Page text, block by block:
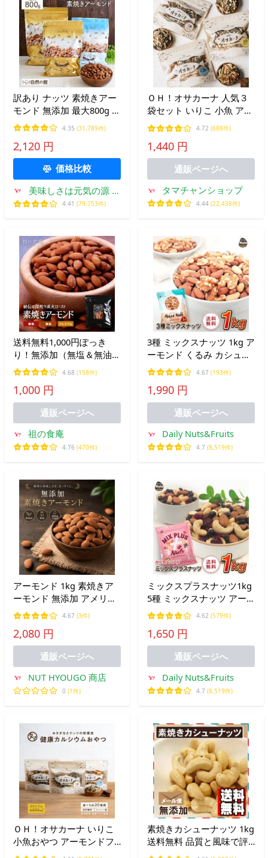
訳あり ナッツ 素焼きアー
モンド 無添加 最大800g 選
べる無塩・有塩 ロースト
ビール 爆買
4.35 (31,789件)
2,120 円
価格比較
美味しさは元気の源 自
然の館
4.41 (79,753件)
ＯＨ！オサカーナ 人気３
袋セット いりこ 小魚 アー
モンド アーモンドフィッ
シュ キャンプ飯 片口 イワ
シ ポイント消化 おやつ お
つまみ 送料無料
4.72 (688件)
1,440 円
通販ページへ
タマチャンショップ
4.44 (22,438件)
送料無料1,000円ぽっき
り！無添加（無塩＆無油）
アーモンドたっぷり350g
メール便 ポイント消化 ポ
イント利用 爆買
4.68 (158件)
1,000 円
通販ページへ
祖の食庵
4.76 (470件)
3種 ミックスナッツ 1kg ア
ーモンド くるみ カシュー
ナッツ 素焼き 食塩不使用
添加物不使用 植物油不使
用 チャック付き袋
4.67 (193件)
1,990 円
通販ページへ
Daily Nuts&Fruits
4.7 (8,519件)
アーモンド 1kg 素焼きア
ーモンド 無添加 アメリカ
産 高品質 アーモンド 大人
気 カリフォルニア産 素焼
きナッツ 新鮮 チャック付
き
4.67 (3件)
2,080 円
通販ページへ
NUT HYOUGO 商店
0 (1件)
ミックスプラスナッツ1kg
5種 ミックスナッツ アー
モンド 黒大豆 ハイオレイ
ックピーナッツ カシュー
ナッツ クランベリー 落花
生 無塩 アルミチャック付
4.62 (579件)
1,650 円
通販ページへ
Daily Nuts&Fruits
4.7 (8,519件)
ＯＨ！オサカーナ いりこ
小魚おやつ アーモンドフ
ィッシュ キャンプ飯 片口
素焼きカシューナッツ 1kg
送料無料 品質と風味で評
価の高いインド産